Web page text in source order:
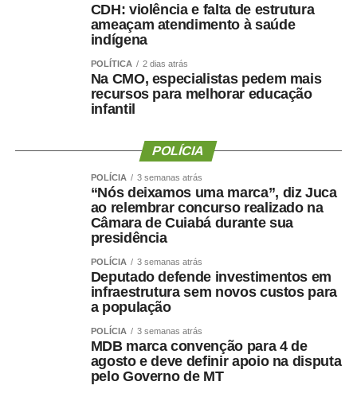
CDH: violência e falta de estrutura
ameaçam atendimento à saúde
indígena
POLÍTICA 2 dias atrás
Na CMO, especialistas pedem mais
recursos para melhorar educação
infantil
POLÍCIA
POLÍCIA 3 semanas atrás
“Nós deixamos uma marca”, diz Juca
ao relembrar concurso realizado na
Câmara de Cuiabá durante sua
presidência
POLÍCIA 3 semanas atrás
Deputado defende investimentos em
infraestrutura sem novos custos para
a população
POLÍCIA 3 semanas atrás
MDB marca convenção para 4 de
agosto e deve definir apoio na disputa
pelo Governo de MT